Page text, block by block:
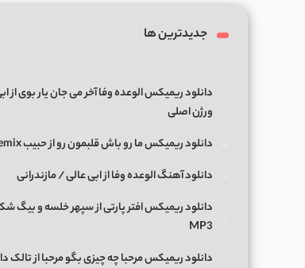
جدیدترین ها
ورژن اصلی
دانلود ریمیکس ما رو باش قلبمون رو از حبیب Remix + ورژن اصلی
دانلود آهنگ الوعده وفا از ابی عالی / مازندرانی
دانلود ریمیکس افتر پارتی از سپهر خلسه و بیگ
MP3